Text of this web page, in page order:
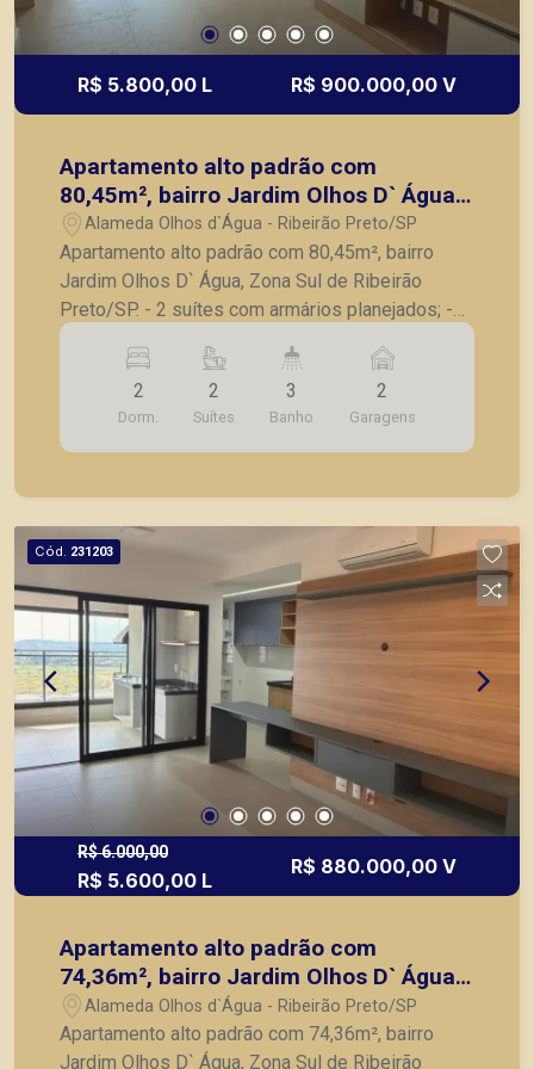
R$ 5.800,00 L R$ 900.000,00 V
Apartamento alto padrão com
80,45m², bairro Jardim Olhos D` Água,
Zona Sul de Ribeirão Preto/SP.
Alameda Olhos d`Água - Ribeirão Preto/SP
Apartamento alto padrão com 80,45m², bairro
Jardim Olhos D` Água, Zona Sul de Ribeirão
Preto/SP. - 2 suítes com armários planejados; -
Banheiro social; - Sala para 2 ambientes
climatizada; - Varanda gourmet com
churrasqueira; - Cozinha planejada; - Lavanderia
planejada; - Aquecimento a gás com água quente
nos chuveiros e torneiras; - 2 vagas de garagem
locação, vendas de imóveis prontos, usados ou
mesmo nos principais lançamentos da cidade de
Ribeirão Preto.
2
Dorm.
2
Suítes
3
Banho
2
Garagens
Cód. 231203
R$ 6.000,00
R$ 5.600,00 L
R$ 880.000,00 V
Apartamento alto padrão com
74,36m², bairro Jardim Olhos D` Água,
Zona Sul de Ribeirão Preto/SP.
Alameda Olhos d`Água - Ribeirão Preto/SP
Apartamento alto padrão com 74,36m², bairro
Jardim Olhos D` Água, Zona Sul de Ribeirão